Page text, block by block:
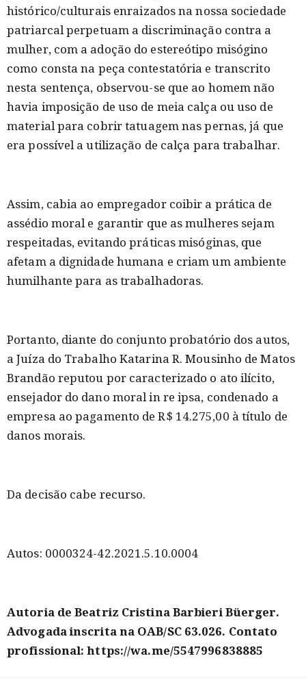
histórico/culturais enraizados na nossa sociedade
patriarcal perpetuam a discriminação contra a
mulher, com a adoção do estereótipo misógino
como consta na peça contestatória e transcrito
nesta sentença, observou-se que ao homem não
havia imposição de uso de meia calça ou uso de
material para cobrir tatuagem nas pernas, já que
era possível a utilização de calça para trabalhar.
Assim, cabia ao empregador coibir a prática de
assédio moral e garantir que as mulheres sejam
respeitadas, evitando práticas misóginas, que
afetam a dignidade humana e criam um ambiente
humilhante para as trabalhadoras.
Portanto, diante do conjunto probatório dos autos,
a Juíza do Trabalho Katarina R. Mousinho de Matos
Brandão reputou por caracterizado o ato ilícito,
ensejador do dano moral in re ipsa, condenado a
empresa ao pagamento de R$ 14.275,00 à título de
danos morais.
Da decisão cabe recurso.
Autos: 0000324-42.2021.5.10.0004
Autoria de Beatriz Cristina Barbieri Büerger.
Advogada inscrita na OAB/SC 63.026. Contato
profissional: https://wa.me/5547996838885